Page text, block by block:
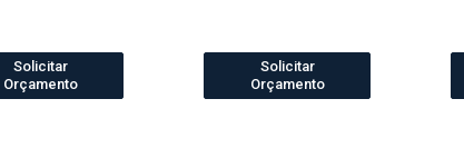
Solicitar
Orçamento
Solicitar
Orçamento